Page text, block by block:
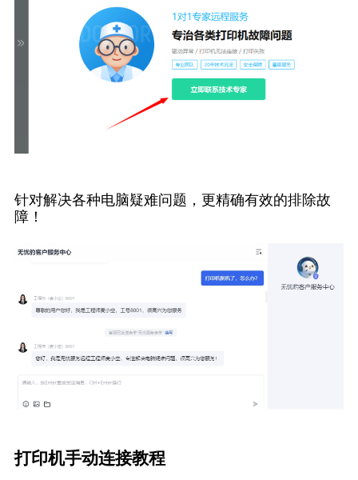
针对解决各种电脑疑难问题，更精确有效的排除故
障！
打印机手动连接教程